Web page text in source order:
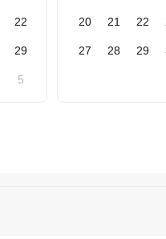
22
29
5
20 21 22
27 28 29